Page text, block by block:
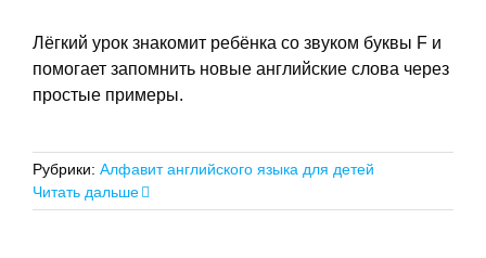
Лёгкий урок знакомит ребёнка со звуком буквы F и
помогает запомнить новые английские слова через
простые примеры.
Рубрики: Алфавит английского языка для детей
Читать дальше